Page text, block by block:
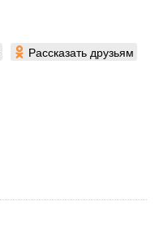
Рассказать друзьям